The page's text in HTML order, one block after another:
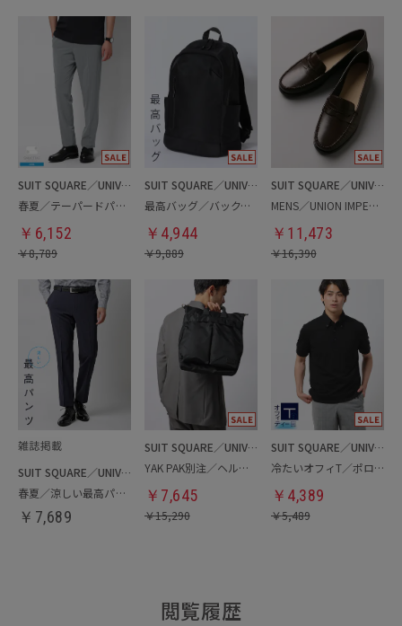
SUIT SQUARE／UNIVERSAL LANGUAGE
春夏／テーパードパンツ
￥ 6,152
￥8,789
SUIT SQUARE／UNIVERSAL LANGUAGE
最高バッグ／バックパック
￥ 4,944
￥9,889
SUIT SQUARE／UNIVERSAL LANGUAGE
MENS／UNION IMPERIAL監修／コインローファー
￥ 11,473
￥16,390
SUIT SQUARE／UNIVERSAL LANGUAGE
春夏／涼しい最高パンツ
￥ 7,689
SUIT SQUARE／UNIVERSAL LANGUAGE
YAK PAK別注／ヘルメットバッグ
￥ 7,645
￥15,290
SUIT SQUARE／UNIVERSAL LANGUAGE
冷たいオフィT／ポロシャツ
￥ 4,389
￥5,489
閲覧履歴